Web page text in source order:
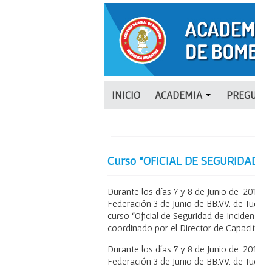
INICIO ACADEMIA
Curso “OFICIAL DE
Durante los días 7 y 8 de Junio de
Federación 3 de Junio de BB.VV. de
curso “Oficial de Seguridad de
coordinado por el Director de
Durante los días 7 y 8 de Junio de
Federación 3 de Junio de BB.VV. de